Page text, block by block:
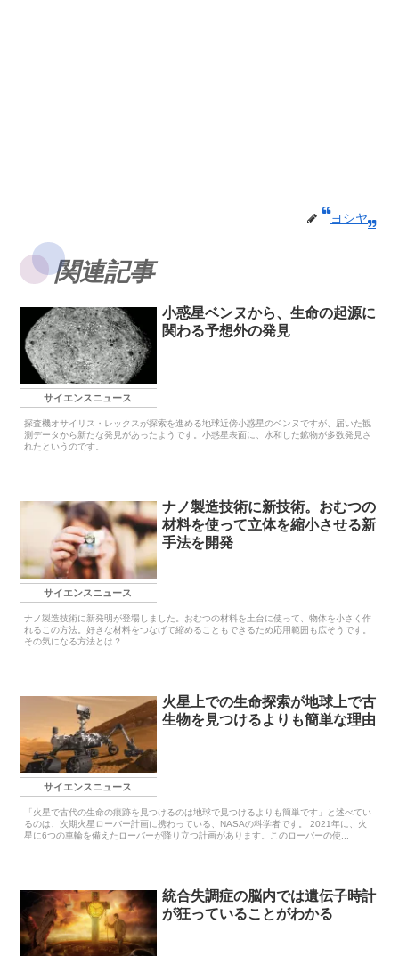
ヨシヤ
関連記事
サイエンスニュース
小惑星ベンヌから、生命の起源に
関わる予想外の発見
探査機オサイリス・レックスが探索を進める地球近傍小惑星のベンヌですが、届いた観
測データから新たな発見があったようです。小惑星表面に、水和した鉱物が多数発見さ
れたというのです。
サイエンスニュース
ナノ製造技術に新技術。おむつの
材料を使って立体を縮小させる新
手法を開発
ナノ製造技術に新発明が登場しました。おむつの材料を土台に使って、物体を小さく作
れるこの方法。好きな材料をつなげて縮めることもできるため応用範囲も広そうです。
その気になる方法とは？
サイエンスニュース
火星上での生命探索が地球上で古
生物を見つけるよりも簡単な理由
「火星で古代の生命の痕跡を見つけるのは地球で見つけるよりも簡単です」と述べてい
るのは、次期火星ローバー計画に携わっている、NASAの科学者です。 2021年に、火
星に6つの車輪を備えたローバーが降り立つ計画があります。このローバーの使...
統合失調症の脳内では遺伝子時計
が狂っていることがわかる